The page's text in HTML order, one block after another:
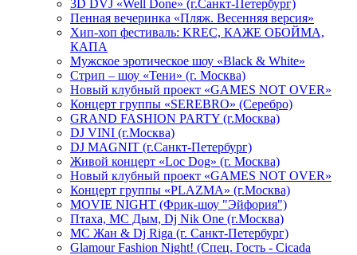
3D DVJ «Well Done» (г.Санкт-Петербург)
Пенная вечеринка «Пляж. Весенняя версия»
Хип-хоп фестиваль: KREC, КАЖЕ ОБОЙМА,
КАПА
Мужское эротическое шоу «Black & White»
Стрип – шоу «Тени» (г. Москва)
Новый клубный проект «GAMES NOT OVER»
Концерт группы «SEREBRO» (Серебро)
GRAND FASHION PARTY (г.Москва)
DJ VINI (г.Москва)
DJ MAGNIT (г.Санкт-Петербург)
Живой концерт «Loc Dog» (г. Москва)
Новый клубный проект «GAMES NOT OVER»
Концерт группы «PLAZMA» (г.Москва)
MOVIE NIGHT (Фрик-шоу "Эйфория")
Птаха, МС Дым, Dj Nik One (г.Москва)
МС Жан & Dj Riga (г. Санкт-Петербург)
Glamour Fashion Night! (Спец. Гость - Cicada